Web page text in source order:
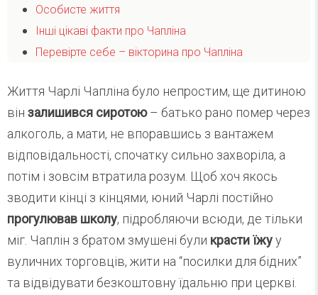
Особисте життя
Інші цікаві факти про Чапліна
Перевірте себе – вікторина про Чапліна
Життя Чарлі Чапліна було непростим, ще дитиною
він залишився сиротою– батько рано помер через
алкоголь, а мати, не впоравшись з вантажем
відповідальності, спочатку сильно захворіла, а
потім і зовсім втратила розум. Щоб хоч якось
зводити кінці з кінцями, юний Чарлі постійно
прогулював школу, підробляючи всюди, де тільки
міг. Чаплін з братом змушені були красти їжуу
вуличних торговців, жити на “посилки для бідних”
та відвідувати безкоштовну їдальню при церкві.